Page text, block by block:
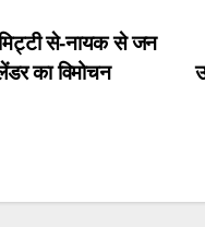
मिट्टी से-नायक से जन
का विमोचन